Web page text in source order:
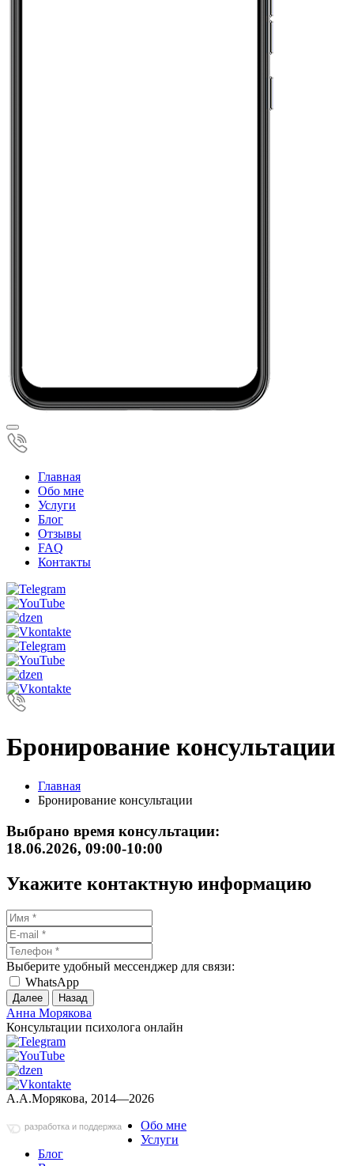
Главная
Обо мне
Услуги
Блог
Отзывы
FAQ
Контакты
Бронирование консультации
Главная
Бронирование консультации
Выбрано время консультации:
18.06.2026, 09:00-10:00
Укажите контактную информацию
Выберите удобный мессенджер для связи:
WhatsApp
Далее Назад
Анна Морякова
Консультации психолога онлайн
А.А.Морякова, 2014—2026
разработка и поддержка
Обо мне
Услуги
Блог